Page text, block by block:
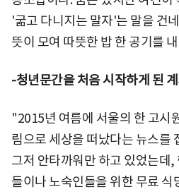
'굶고 다니지는 말자'는 말을 건
뜻이 모여 따뜻한 밥 한 공기를
-청년문간을 처음 시작하게 된
"2015년 여름에 서울의 한 고시
림으로 세상을 떠났다는 뉴스를
그저 안타까워만 하고 있었는데,
들이나 노숙인들을 위한 무료